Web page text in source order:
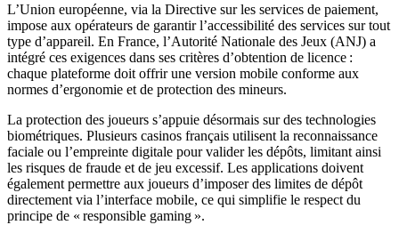
L’Union européenne, via la Directive sur les services de paiement,
impose aux opérateurs de garantir l’accessibilité des services sur tout
type d’appareil. En France, l’Autorité Nationale des Jeux (ANJ) a
intégré ces exigences dans ses critères d’obtention de licence :
chaque plateforme doit offrir une version mobile conforme aux
normes d’ergonomie et de protection des mineurs.
La protection des joueurs s’appuie désormais sur des technologies
biométriques. Plusieurs casinos français utilisent la reconnaissance
faciale ou l’empreinte digitale pour valider les dépôts, limitant ainsi
les risques de fraude et de jeu excessif. Les applications doivent
également permettre aux joueurs d’imposer des limites de dépôt
directement via l’interface mobile, ce qui simplifie le respect du
principe de « responsible gaming ».